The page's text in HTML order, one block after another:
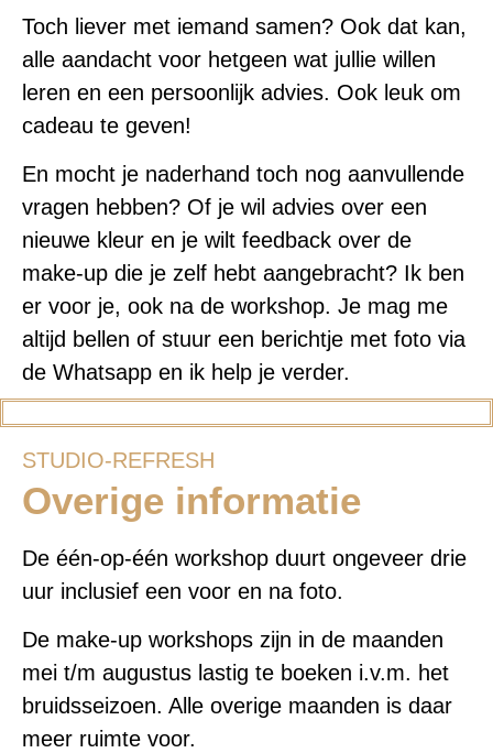
Toch liever met iemand samen? Ook dat kan,
alle aandacht voor hetgeen wat jullie willen
leren en een persoonlijk advies. Ook leuk om
cadeau te geven!
En mocht je naderhand toch nog aanvullende
vragen hebben? Of je wil advies over een
nieuwe kleur en je wilt feedback over de
make-up die je zelf hebt aangebracht? Ik ben
er voor je, ook na de workshop. Je mag me
altijd bellen of stuur een berichtje met foto via
de Whatsapp en ik help je verder.
STUDIO-REFRESH
Overige informatie
De één-op-één workshop duurt ongeveer drie
uur inclusief een voor en na foto.
De make-up workshops zijn in de maanden
mei t/m augustus lastig te boeken i.v.m. het
bruidsseizoen. Alle overige maanden is daar
meer ruimte voor.